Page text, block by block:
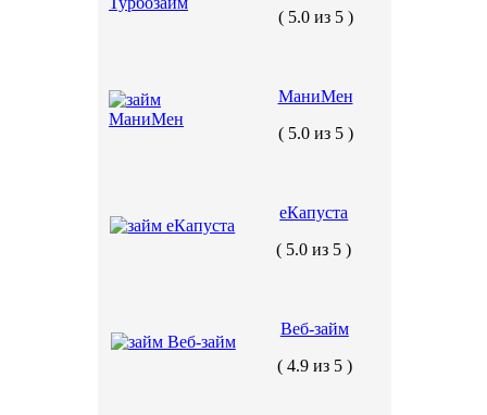
( 5.0 из 5 )
МаниМен
( 5.0 из 5 )
еКапуста
( 5.0 из 5 )
Веб-займ
( 4.9 из 5 )